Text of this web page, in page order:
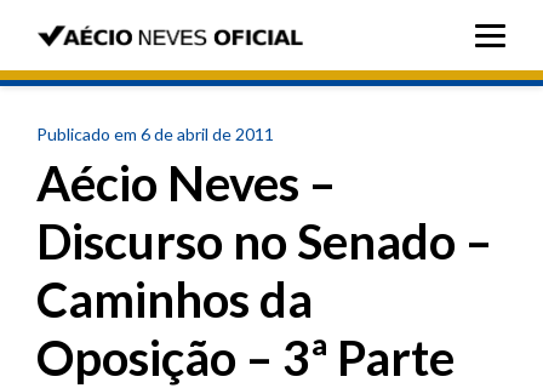
Publicado em 6 de abril de 2011
Aécio Neves –
Discurso no Senado –
Caminhos da
Oposição – 3ª Parte